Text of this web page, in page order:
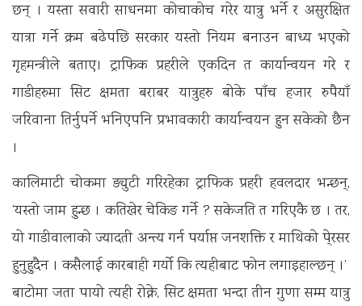
छन् । यस्ता सवारी साधनमा कोचाकोच गरेर यात्रु भर्ने र असुरक्षित
यात्रा गर्ने क्रम बढेपछि सरकार यस्तो नियम बनाउन बाध्य भएको
गृहमन्त्रीले बताए। ट्राफिक प्रहरीले एकदिन त कार्यान्वयन गरे र
गाडीहरुमा सिट क्षमता बराबर यात्रुहरु बोके पाँच हजार रुपैयाँ
जरिवाना तिर्नुपर्ने भनिएपनि प्रभावकारी कार्यान्वयन हुन सकेको छैन
।
कालिमाटी चोकमा ड्युटी गरिरहेका ट्राफिक प्रहरी हवलदार भन्छन्,
’यस्तो जाम हुन्छ । कतिखेर चेकिङ गर्ने ? सकेजति त गरिएकै छ । तर,
यो गाडीवालाको ज्यादती अन्त्य गर्न पर्याप्त जनशक्ति र माथिको पे्रसर
हुनुहुदैन । कसैलाई कारबाही गर्यो कि त्यहीबाट फोन लगाइहाल्छन् ।’
बाटोमा जता पायो त्यही रोक्ने, सिट क्षमता भन्दा तीन गुणा सम्म यात्रु